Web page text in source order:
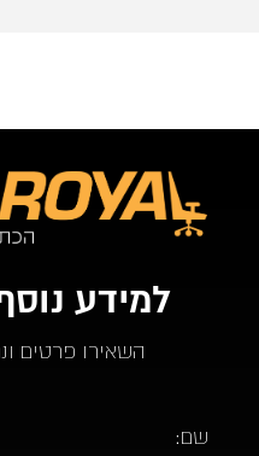
למידע
השאירו פרטים